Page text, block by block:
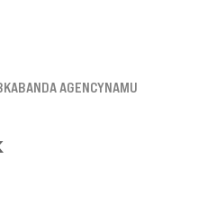
BANDA AGENCYNAMU